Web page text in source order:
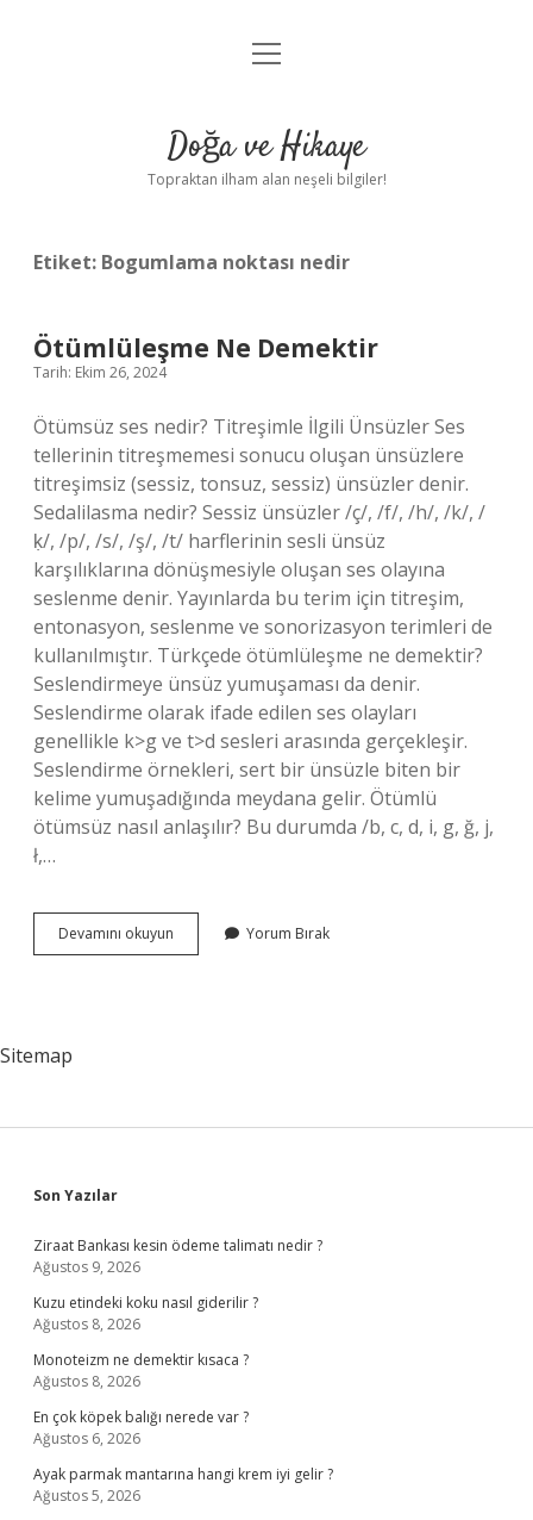
Anasayfa
Yasal Uyarı
menüyü
Doğa ve Hikaye
Topraktan ilham alan neşeli bilgiler!
Etiket: Bogumlama noktası nedir
Ötümlüleşme Ne Demektir
Tarih: Ekim 26, 2024
Ötümsüz ses nedir? Titreşimle İlgili Ünsüzler Ses
tellerinin titreşmemesi sonucu oluşan ünsüzlere
titreşimsiz (sessiz, tonsuz, sessiz) ünsüzler denir.
Sedalilasma nedir? Sessiz ünsüzler /ç/, /f/, /h/, /k/, /
ḳ/, /p/, /s/, /ş/, /t/ harflerinin sesli ünsüz
karşılıklarına dönüşmesiyle oluşan ses olayına
seslenme denir. Yayınlarda bu terim için titreşim,
entonasyon, seslenme ve sonorizasyon terimleri de
kullanılmıştır. Türkçede ötümlüleşme ne demektir?
Seslendirmeye ünsüz yumuşaması da denir.
Seslendirme olarak ifade edilen ses olayları
genellikle k>g ve t>d sesleri arasında gerçekleşir.
Seslendirme örnekleri, sert bir ünsüzle biten bir
kelime yumuşadığında meydana gelir. Ötümlü
ötümsüz nasıl anlaşılır? Bu durumda /b, c, d, i, g, ğ, j,
ł,…
Devamını okuyun Ötümlüleşme
Ne
Yorum Bırak
Sitemap
Sidebar
Son Yazılar
Ziraat Bankası kesin ödeme talimatı nedir ?
Ağustos 9, 2026
Kuzu etindeki koku nasıl giderilir ?
Ağustos 8, 2026
Monoteizm ne demektir kısaca ?
Ağustos 8, 2026
En çok köpek balığı nerede var ?
Ağustos 6, 2026
Ayak parmak mantarına hangi krem iyi gelir ?
Ağustos 5, 2026